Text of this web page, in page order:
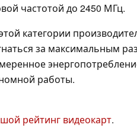
частотой до 2450 МГц.
категории
за максимальным
работы.
рейтинг видеокарт.